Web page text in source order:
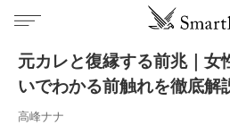
元カレと復縁する前兆｜女
いでわかる前触れを徹底解
高峰ナナ